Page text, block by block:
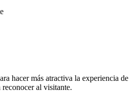
hacer más atractiva la experiencia de
al visitante.